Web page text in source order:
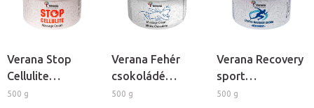
Verana Stop
Cellulite
masszázskrém
500 g
Verana Fehér
csokoládé
masszázskrém
500 g
Verana Recovery
sport
masszázskrém
500 g